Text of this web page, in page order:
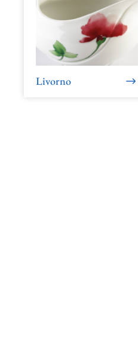
Livorno